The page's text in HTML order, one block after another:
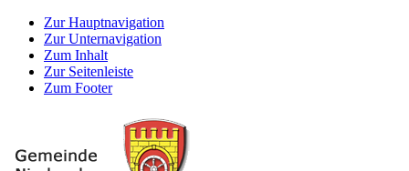
Zur Hauptnavigation
Zur Unternavigation
Zum Inhalt
Zur Seitenleiste
Zum Footer